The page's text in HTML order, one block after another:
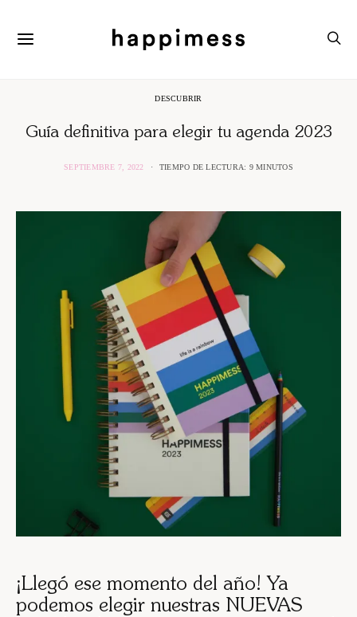
DESCUBRIR
Guía definitiva para elegir tu agenda 2023
SEPTIEMBRE 7, 2022 TIEMPO DE LECTURA: 9 MINUTOS
¡Llegó ese momento del año! Ya
podemos elegir nuestras NUEVAS